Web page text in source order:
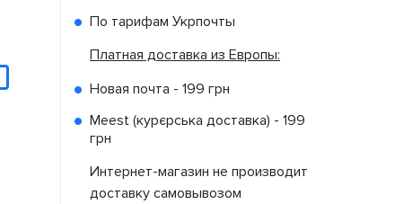
По тарифам Укрпочты
Платная доставка из Европы:
Новая почта - 199 грн
Meest (курєрська доставка) - 199
грн
Интернет-магазин не производит
доставку самовывозом